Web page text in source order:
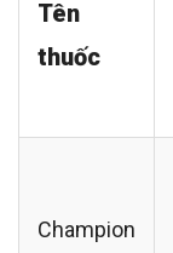
Tên
thuốc
Champion